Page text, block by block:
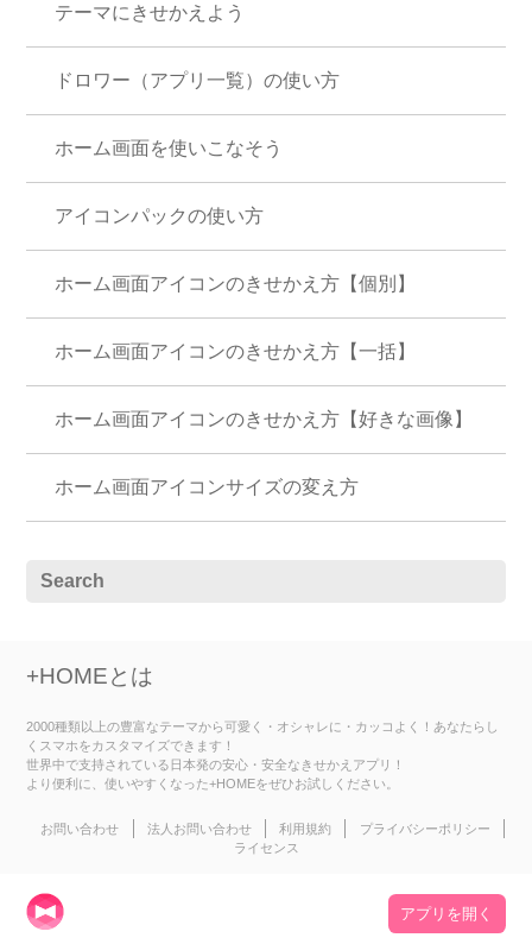
テーマにきせかえよう
ドロワー（アプリ一覧）の使い方
ホーム画面を使いこなそう
アイコンパックの使い方
ホーム画面アイコンのきせかえ方【個別】
ホーム画面アイコンのきせかえ方【一括】
ホーム画面アイコンのきせかえ方【好きな画像】
ホーム画面アイコンサイズの変え方
+HOMEとは
2000種類以上の豊富なテーマから可愛く・オシャレに・カッコよく！あなたらし
くスマホをカスタマイズできます！
世界中で支持されている日本発の安心・安全なきせかえアプリ！
より便利に、使いやすくなった+HOMEをぜひお試しください。
お問い合わせ 法人お問い合わせ 利用規約
プライバシーポリシー
ライセンス
アプリを開く